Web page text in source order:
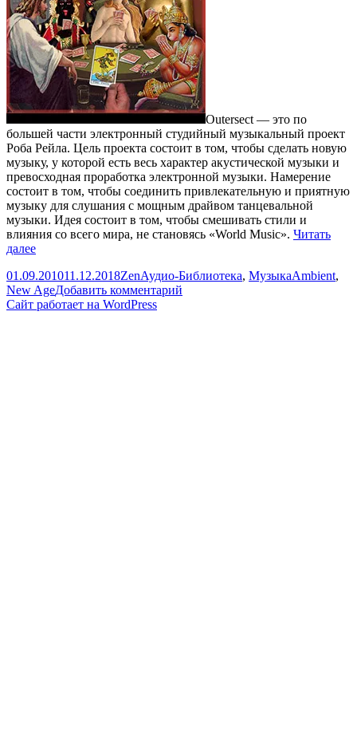
Outersect — это по
большей части электронный студийный музыкальный проект
Роба Рейла. Цель проекта состоит в том, чтобы сделать новую
музыку, у которой есть весь характер акустической музыки и
превосходная проработка электронной музыки. Намерение
состоит в том, чтобы соединить привлекательную и приятную
музыку для слушания с мощным драйвом танцевальной
музыки. Идея состоит в том, чтобы смешивать стили и
влияния со всего мира, не становясь «World Music». Читать
далееOutersect
God
Love
The
Опубликовано
01.09.201011.12.2018Автор
ZenРубрики
Аудио-Библиотека, МузыкаМетки
Ambient,
New AgeДобавить комментарий
Сайт работает на WordPress